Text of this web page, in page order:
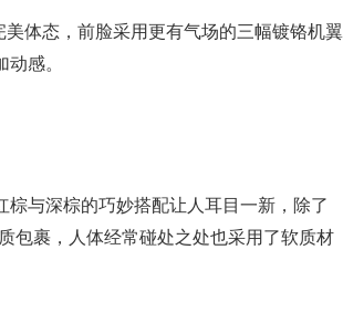
体态，前脸采用更有气场的三幅镀铬机翼
感。
与深棕的巧妙搭配让人耳目一新，除了
包裹，人体经常碰处之处也采用了软质材